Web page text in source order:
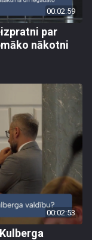
00:02:59
par
nākotni
00:02:53